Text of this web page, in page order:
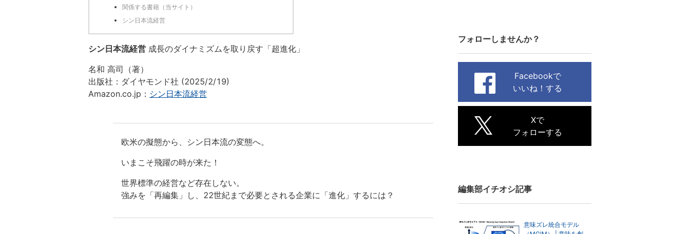
関係する書籍（当サイト）
シン日本流経営
シン日本流経営 成長のダイナミズムを取り戻す「超進化」
名和 高司（著）
出版社：ダイヤモンド社 (2025/2/19)
Amazon.co.jp： シン日本流経営
欧米の擬態から、シン日本流の変態へ。
いまこそ飛躍の時が来た！
世界標準の経営など存在しない。
強みを「再編集」し、22世紀まで必要とされる企業に「進化」するには？
フォローしませんか？
Facebookで
いいね！する
Xで
フォローする
編集部イチオシ記事
意味ズレ統合モデル